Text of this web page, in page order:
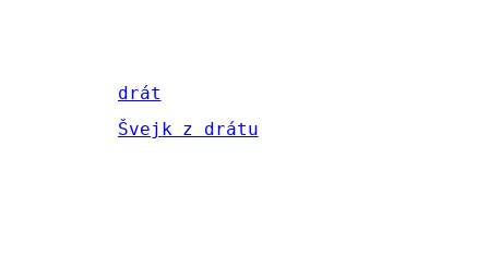
drát
Švejk z drátu